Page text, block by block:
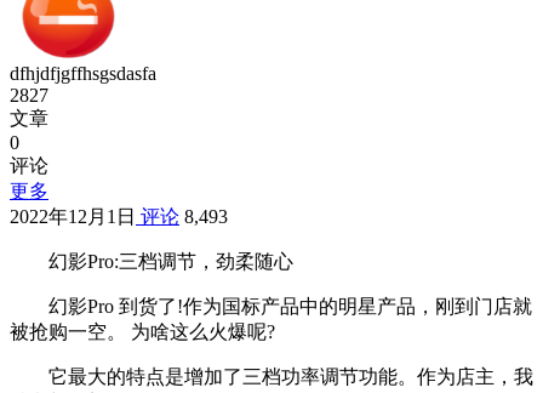
dfhjdfjgffhsgsdasfa
2827
文章
0
评论
更多
2022年12月1日 评论 8,493
幻影Pro:三档调节，劲柔随心
幻影Pro 到货了!作为国标产品中的明星产品，刚到门店就
被抢购一空。 为啥这么火爆呢?
它最大的特点是增加了三档功率调节功能。作为店主，我